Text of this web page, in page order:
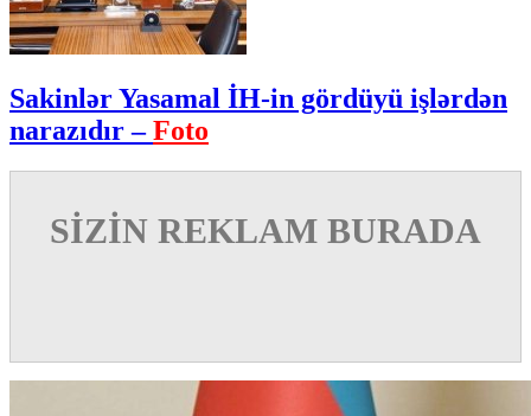
Sakinlər Yasamal İH-in gördüyü işlərdən
narazıdır –Foto
SİZİN REKLAM BURADA